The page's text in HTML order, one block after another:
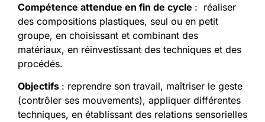
Compétence attendue en fin de cycle : réaliser
des compositions plastiques, seul ou en petit
groupe, en choisissant et combinant des
matériaux, en réinvestissant des techniques et des
procédés.
Objectifs : reprendre son travail, maîtriser le geste
(contrôler ses mouvements), appliquer différentes
techniques, en établissant des relations sensorielles